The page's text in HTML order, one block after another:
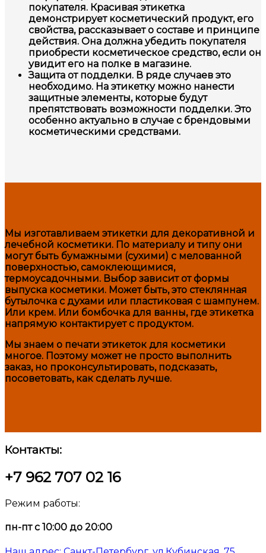
покупателя. Красивая этикетка
демонстрирует косметический продукт, его
свойства, рассказывает о составе и принципе
действия. Она должна убедить покупателя
приобрести косметическое средство, если он
увидит его на полке в магазине.
Защита от подделки. В ряде случаев это
необходимо. На этикетку можно нанести
защитные элементы, которые будут
препятствовать возможности подделки. Это
особенно актуально в случае с брендовыми
косметическими средствами.
Мы изготавливаем этикетки для декоративной и
лечебной косметики. По материалу и типу они
могут быть бумажными (сухими) с мелованной
поверхностью, самоклеющимися,
термоусадочными. Выбор зависит от формы
выпуска косметики. Может быть, это стеклянная
бутылочка с духами или пластиковая с шампунем.
Или крем. Или бомбочка для ванны, где этикетка
напрямую контактирует с продуктом.
Мы знаем о печати этикеток для косметики
многое. Поэтому может не просто выполнить
заказ, но проконсультировать, подсказать,
посоветовать, как сделать лучше.
Контакты:
+7 962 707 02 16
Режим работы:
пн-пт с 10:00 до 20:00